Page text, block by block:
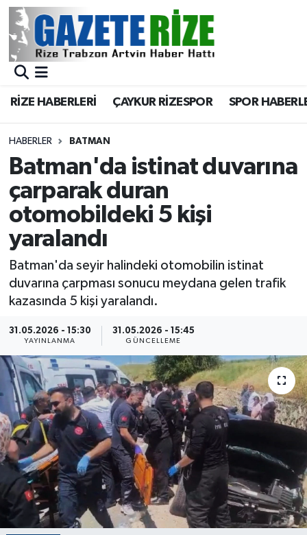
RİZE HABERLERİ ÇAYKUR RİZESPOR SPOR
HABERLER BATMAN
Batman'da istinat duvarına
çarparak duran
otomobildeki 5 kişi
yaralandı
Batman'da seyir halindeki otomobilin istinat
duvarına çarpması sonucu meydana gelen trafik
kazasında 5 kişi yaralandı.
31.05.2026 - 15:30
YAYINLANMA
31.05.2026 - 15:45
GÜNCELLEME
BÖLGEMİZ
Asayiş
Rize Jandarma Komutanlığı
Bilim Teknoloji
Bölge
Advertising news
Canlı Maç
ÇEVRE
Dış Haberler
Dünya
EĞİTİM
EKONOMİ
English News
Merkez Nöbetçi Eczaneler
Merkez Trafik Yoğunluk Haritası
Süper Lig Puan Durumu ve Fikstür
Tüm Manşetler
Son Dakika Haberleri
Haber Arşivi